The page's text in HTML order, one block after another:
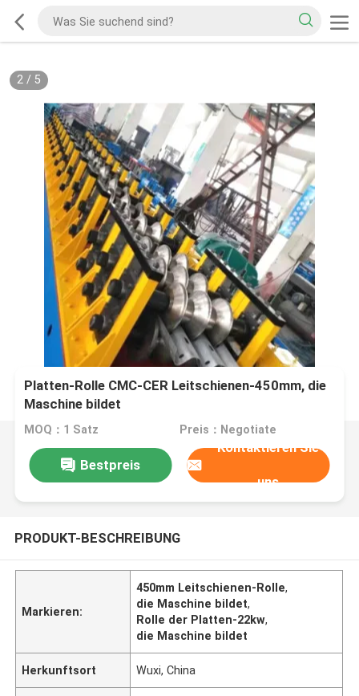
2/ 5
Platten-Rolle CMC-CER Leitschienen-450mm, die
Maschine bildet
MOQ：1 Satz Preis：Negotiate
Bestpreis
Kontaktieren Sie
uns
PRODUKT-BESCHREIBUNG
Markieren:
450mm Leitschienen-Rolle,
die Maschine bildet,
Rolle der Platten-22kw,
die Maschine bildet
Herkunftsort Wuxi, China